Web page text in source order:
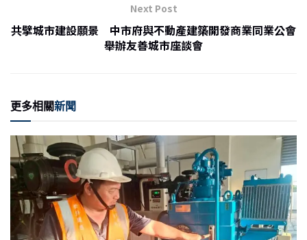
o
k
Next Post
共擘城市建設願景 中市府與不動產建築開發商業同業公會
舉辦友善城市座談會
更多相關新聞